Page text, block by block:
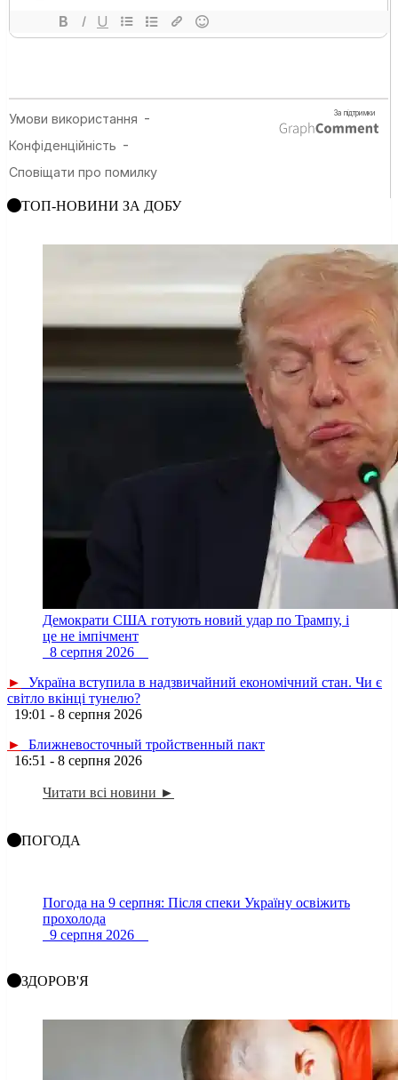
ТОП-НОВИНИ ЗА ДОБУ
Демократи США готують новий удар по Трампу, і
це не імпічмент
8 серпня 2026
►
Україна вступила в надзвичайний економічний стан. Чи є
світло вкінці тунелю?
19:01 - 8 серпня 2026
►
Ближневосточный тройственный пакт
16:51 - 8 серпня 2026
Читати всі новини ►
ПОГОДА
Погода на 9 серпня: Після спеки Україну освіжить
прохолода
9 серпня 2026
ЗДОРОВ'Я